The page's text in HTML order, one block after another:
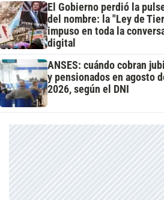
El Gobierno perdió la
del nombre: la "Ley de
impuso en toda la
digital
ANSES: cuándo cobran
y pensionados en agosto
2026, según el DNI